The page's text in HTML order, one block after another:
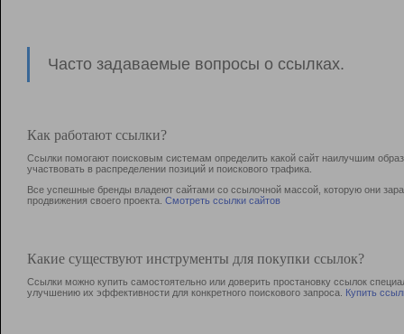
Часто задаваемые вопросы о ссылках.
Как работают ссылки?
Ссылки помогают поисковым системам определить какой сайт наилучшим
участвовать в раcпределении позиций и поискового трафика.
Все успешные бренды владеют сайтами со ссылочной массой, которую они
продвижения своего проекта. Смотреть ссылки сайтов
Какие существуют инструменты для покупки ссылок?
Ссылки можно купить самостоятельно или доверить простановку ссылок
улучшению их эффективности для конкретного поискового запроса. Купить